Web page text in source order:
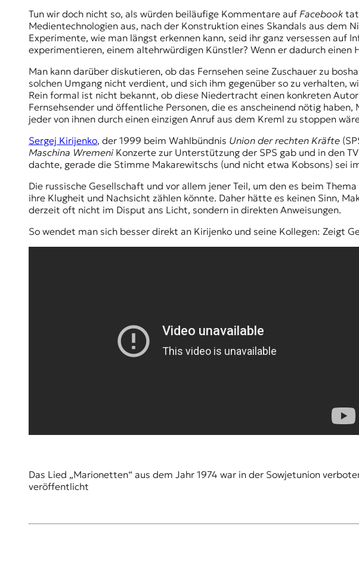
Tun wir doch nicht so, als würden beiläufige Kommentare auf Facebook
Medientechnologien aus, nach der Konstruktion eines Skandals aus
Experimente, wie man längst erkennen kann, seid ihr ganz versessen auf
experimentieren, einem altehrwürdigen Künstler? Wenn er dadurch
Man kann darüber diskutieren, ob das Fernsehen seine Zuschauer zu
solchen Umgang nicht verdient, und sich ihm gegenüber so zu
Rein formal ist nicht bekannt, ob diese Niedertracht einen konkreten
Fernsehsender und öffentliche Personen, die es anscheinend nötig
jeder von ihnen durch einen einzigen Anruf aus dem Kreml zu stoppen
Sergej Kirijenko, der 1999 beim Wahlbündnis Union der rechten Kräfte
Maschina Wremeni Konzerte zur Unterstützung der SPS gab und in den
dachte, gerade die Stimme Makarewitschs (und nicht etwa Kobsons) sei
Die russische Gesellschaft und vor allem jener Teil, um den es beim Thema
ihre Klugheit und Nachsicht zählen könnte. Daher hätte es keinen Sinn,
derzeit oft nicht im Disput ans Licht, sondern in direkten Anweisungen.
So wendet man sich besser direkt an Kirijenko und seine Kollegen: Zeigt
Das Lied „Marionetten“ aus dem Jahr 1974 war in der Sowjetunion
veröffentlicht